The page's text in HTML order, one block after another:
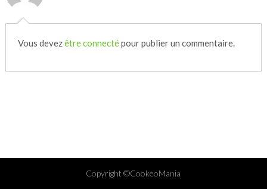
Vous devezêtre connectépour publier un commentaire.
Copyright ©CookeoMania